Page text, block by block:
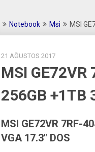
Notebook Msi MSI
21 AĞUSTOS 2017
MSI GE72VR
256GB +1TB
MSI GE72VR 7RF-
VGA 17.3″ DOS